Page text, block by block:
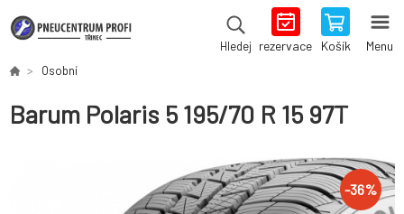
Hledej rezervace Košík Menu
Osobní
Barum Polaris 5 195/70 R 15 97T
-36%